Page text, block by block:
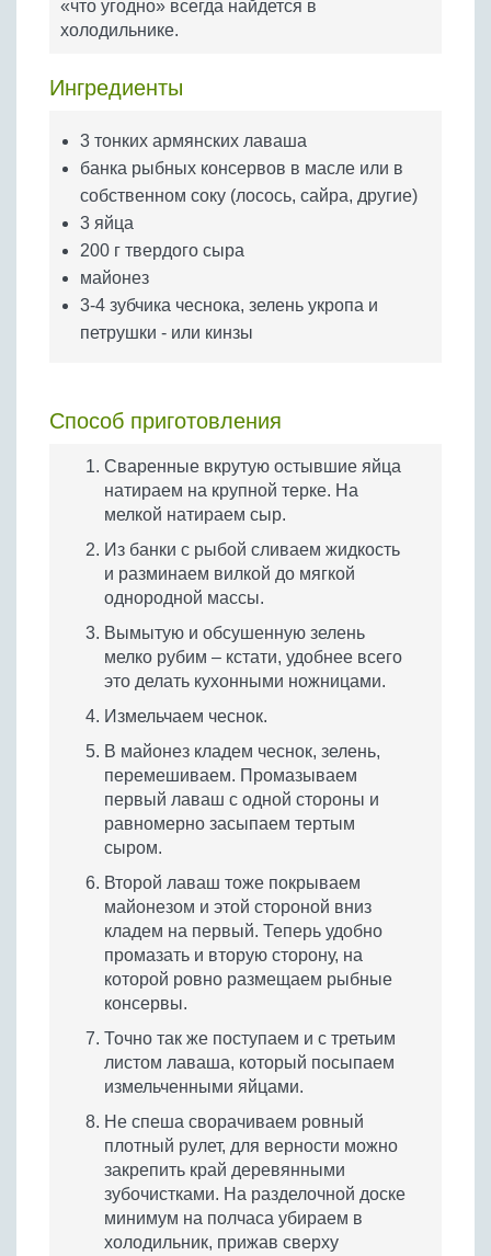
Бобовые
Яйца
«что угодно» всегда найдется в
холодильнике.
Ингредиенты
3 тонких армянских лаваша
банка рыбных консервов в масле или в
собственном соку (лосось, сайра, другие)
3 яйца
200 г твердого сыра
майонез
3-4 зубчика чеснока, зелень укропа и
петрушки - или кинзы
Способ приготовления
Сваренные вкрутую остывшие яйца
натираем на крупной терке. На
мелкой натираем сыр.
Из банки с рыбой сливаем жидкость
и разминаем вилкой до мягкой
однородной массы.
Вымытую и обсушенную зелень
мелко рубим – кстати, удобнее всего
это делать кухонными ножницами.
Измельчаем чеснок.
В майонез кладем чеснок, зелень,
перемешиваем. Промазываем
первый лаваш с одной стороны и
равномерно засыпаем тертым
сыром.
Второй лаваш тоже покрываем
майонезом и этой стороной вниз
кладем на первый. Теперь удобно
промазать и вторую сторону, на
которой ровно размещаем рыбные
консервы.
Точно так же поступаем и с третьим
листом лаваша, который посыпаем
измельченными яйцами.
Не спеша сворачиваем ровный
плотный рулет, для верности можно
закрепить край деревянными
зубочистками. На разделочной доске
минимум на полчаса убираем в
холодильник, прижав сверху